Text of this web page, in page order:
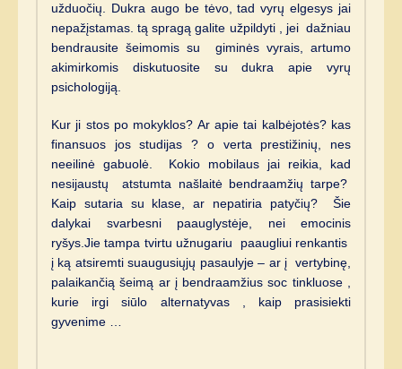
užduočių. Dukra augo be tėvo, tad vyrų elgesys jai
nepažįstamas. tą spragą galite užpildyti , jei dažniau
bendrausite šeimomis su giminės vyrais, artumo
akimirkomis diskutuosite su dukra apie vyrų
psichologiją.
Kur ji stos po mokyklos? Ar apie tai kalbėjotės? kas
finansuos jos studijas ? o verta prestižinių, nes
neeilinė gabuolė. Kokio mobilaus jai reikia, kad
nesijaustų atstumta našlaitė bendraamžių tarpe?
Kaip sutaria su klase, ar nepatiria patyčių? Šie
dalykai svarbesni paauglystėje, nei emocinis
ryšys.Jie tampa tvirtu užnugariu paaugliui renkantis
į ką atsiremti suaugusiųjų pasaulyje – ar į vertybinę,
palaikančią šeimą ar į bendraamžius soc tinkluose ,
kurie irgi siūlo alternatyvas , kaip prasisiekti
gyvenime …